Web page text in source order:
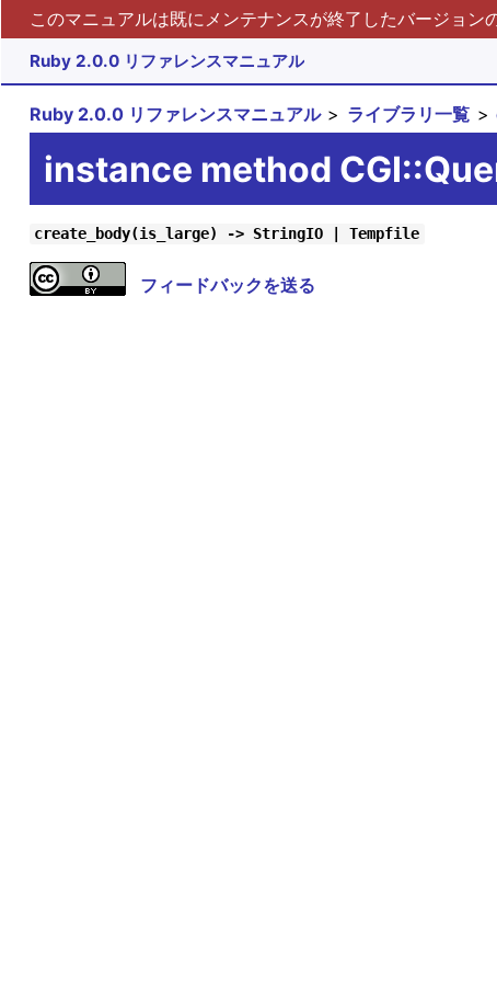
このマニュアルは既にメンテナンスが終了したバージョン
Ruby 2.0.0 リファレンスマニュアル
Ruby 2.0.0 リファレンスマニュアル ライブラリ一覧
instance method
create_body(is_large) -> StringIO | Tempfile
フィードバックを送る